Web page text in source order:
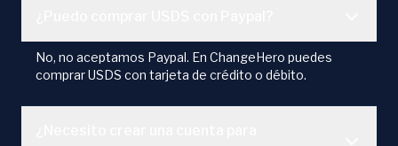
No, no aceptamos Paypal. En ChangeHero puedes
comprar USDS con tarjeta de crédito o débito.